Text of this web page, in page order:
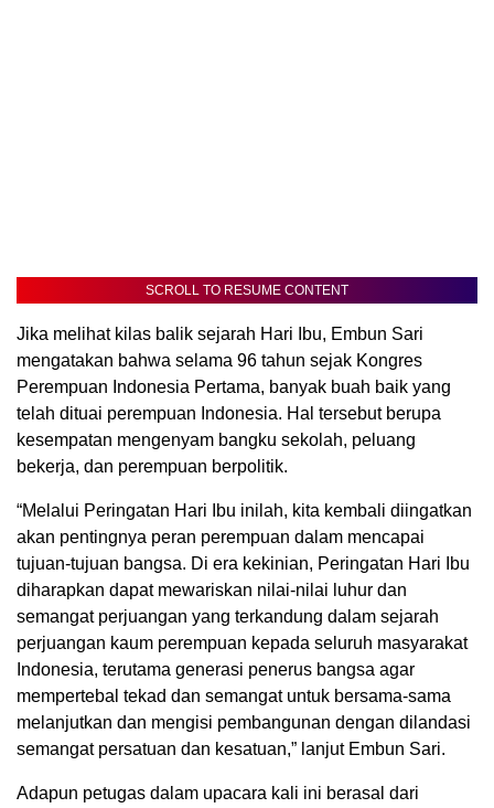
SCROLL TO RESUME CONTENT
Jika melihat kilas balik sejarah Hari Ibu, Embun Sari
mengatakan bahwa selama 96 tahun sejak Kongres
Perempuan Indonesia Pertama, banyak buah baik yang
telah dituai perempuan Indonesia. Hal tersebut berupa
kesempatan mengenyam bangku sekolah, peluang
bekerja, dan perempuan berpolitik.
“Melalui Peringatan Hari Ibu inilah, kita kembali diingatkan
akan pentingnya peran perempuan dalam mencapai
tujuan-tujuan bangsa. Di era kekinian, Peringatan Hari Ibu
diharapkan dapat mewariskan nilai-nilai luhur dan
semangat perjuangan yang terkandung dalam sejarah
perjuangan kaum perempuan kepada seluruh masyarakat
Indonesia, terutama generasi penerus bangsa agar
mempertebal tekad dan semangat untuk bersama-sama
melanjutkan dan mengisi pembangunan dengan dilandasi
semangat persatuan dan kesatuan,” lanjut Embun Sari.
Adapun petugas dalam upacara kali ini berasal dari